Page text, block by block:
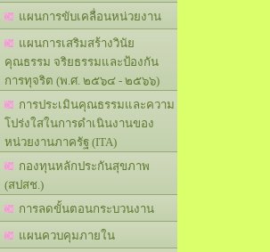
แผนการขับเคลื่อนหน่วยงาน
แผนการเสริมสร้างวินัย
คุณธรรม จริยธรรมและป้องกัน
การทุจริต (พ.ศ. ๒๕๖๔ - ๒๕๖๖)
การประเมินคุณธรรมและความ
โปร่งใสในการดำเนินงานของ
หน่วยงานภาครัฐ (ITA)
กองทุนหลักประกันสุขภาพ
(สปสช.)
การลดขั้นตอนกระบวนงาน
แผนควบคุมภายใน